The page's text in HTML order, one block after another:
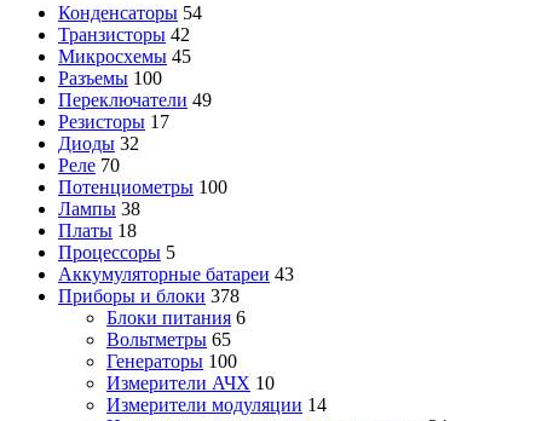
Конденсаторы 54
Транзисторы 42
Микросхемы 45
Разъемы 100
Переключатели 49
Резисторы 17
Диоды 32
Реле 70
Потенциометры 100
Лампы 38
Платы 18
Процессоры 5
Аккумуляторные батареи 43
Приборы и блоки 378
Блоки питания 6
Вольтметры 65
Генераторы 100
Измерители АЧХ 10
Измерители модуляции 14